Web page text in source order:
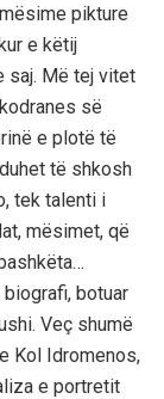
pikture
e këtij
saj. Më tej vitet
së
e plotë të
të shkosh
tek talenti i
mësimet, që
botuar
Veç shumë
Kol Idromenos,
e portretit